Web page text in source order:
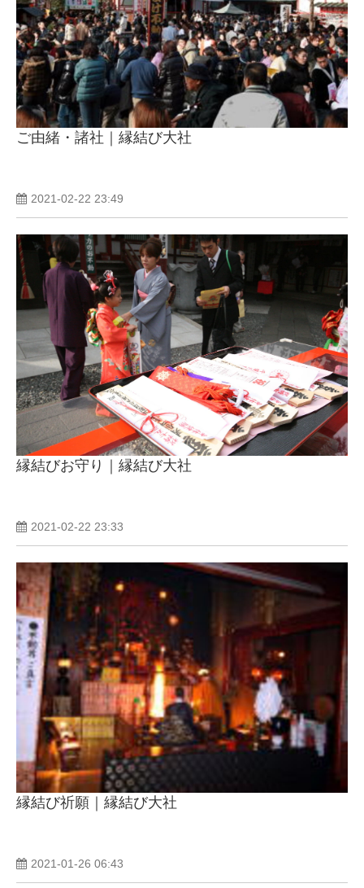
ご由緒・諸社｜縁結び大社
2021-02-22 23:49
縁結びお守り｜縁結び大社
2021-02-22 23:33
縁結び祈願｜縁結び大社
2021-01-26 06:43